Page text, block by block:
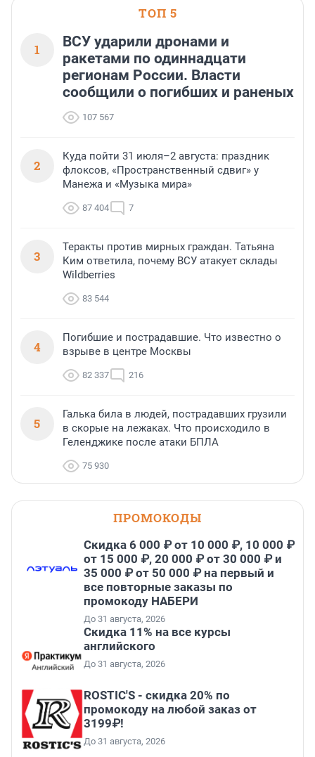
ТОП 5
1
ВСУ ударили дронами и
ракетами по одиннадцати
регионам России. Власти
сообщили о погибших и раненых
107 567
2
Куда пойти 31 июля–2 августа: праздник
флоксов, «Пространственный сдвиг» у
Манежа и «Музыка мира»
87 404 7
3
Теракты против мирных граждан. Татьяна
Ким ответила, почему ВСУ атакует склады
Wildberries
83 544
4
Погибшие и пострадавшие. Что известно о
взрыве в центре Москвы
82 337 216
5
Галька била в людей, пострадавших грузили
в скорые на лежаках. Что происходило в
Геленджике после атаки БПЛА
75 930
ПРОМОКОДЫ
Скидка 6 000 ₽ от 10 000 ₽, 10 000 ₽
от 15 000 ₽, 20 000 ₽ от 30 000 ₽ и
35 000 ₽ от 50 000 ₽ на первый и
все повторные заказы по
промокоду НАБЕРИ
До 31 августа, 2026
Скидка 11% на все курсы
английского
До 31 августа, 2026
ROSTIC'S - скидка 20% по
промокоду на любой заказ от
3199₽!
До 31 августа, 2026